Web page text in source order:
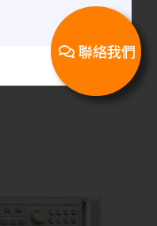
離箱｜黑
聯絡我們